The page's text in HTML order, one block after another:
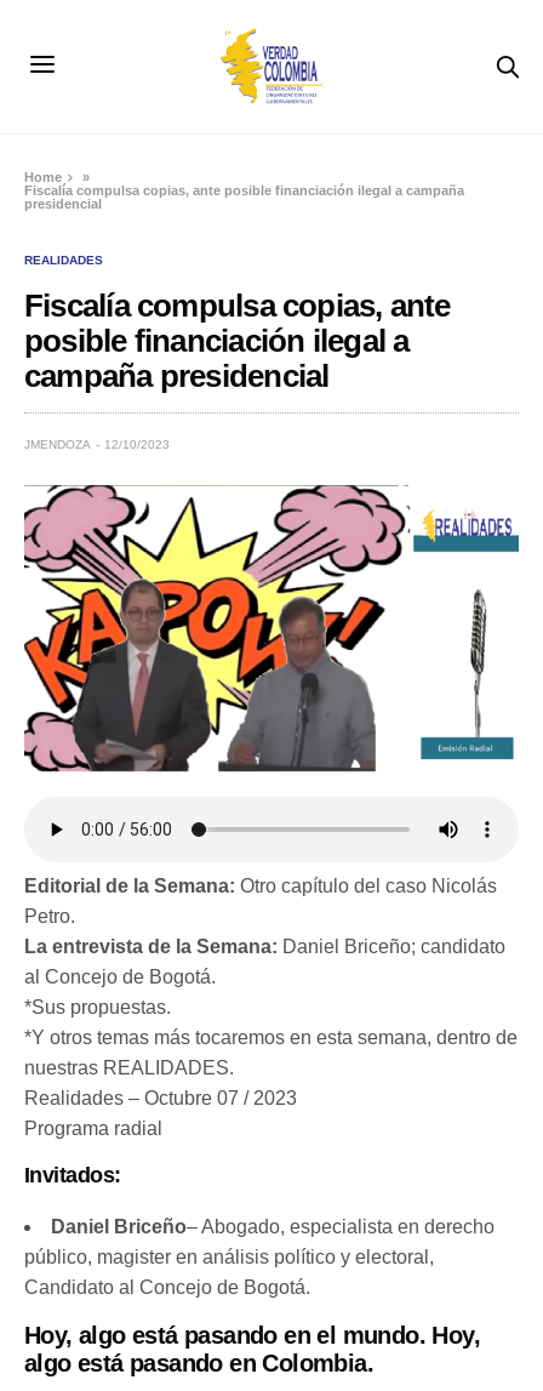
Home
»
Fiscalía compulsa copias, ante posible financiación ilegal a campaña
presidencial
REALIDADES
Fiscalía compulsa copias, ante
posible financiación ilegal a
campaña presidencial
JMENDOZA 12/10/2023
Editorial de la Semana: Otro capítulo del caso Nicolás
Petro.
La entrevista de la Semana: Daniel Briceño; candidato
al Concejo de Bogotá.
*Sus propuestas.
*Y otros temas más tocaremos en esta semana, dentro de
nuestras REALIDADES.
Realidades – Octubre 07 / 2023
Programa radial
Invitados:
Daniel Briceño– Abogado, especialista en derecho
público, magister en análisis político y electoral,
Candidato al Concejo de Bogotá.
Hoy, algo está pasando en el mundo. Hoy,
algo está pasando en Colombia.